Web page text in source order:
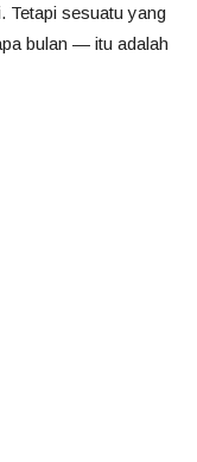
Tetapi sesuatu yang
bulan — itu adalah